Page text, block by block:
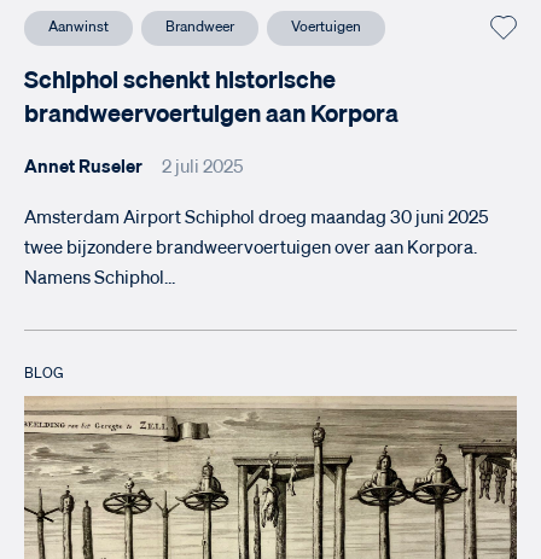
Aanwinst Brandweer Voertuigen
Schiphol schenkt historische
brandweervoertuigen aan Korpora
Annet Ruseler 2 juli 2025
Amsterdam Airport Schiphol droeg maandag 30 juni 2025
twee bijzondere brandweervoertuigen over aan Korpora.
Namens Schiphol…
BLOG